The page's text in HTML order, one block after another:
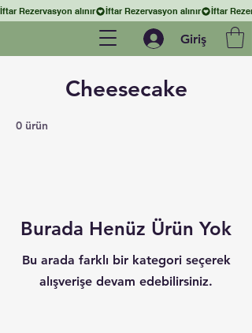
Giriş
İftar Rezervasyon alınır
Cheesecake
0 ürün
Burada Henüz Ürün Yok
Bu arada farklı bir kategori seçerek
alışverişe devam edebilirsiniz.